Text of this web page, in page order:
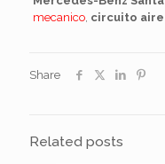
mecanico, circuito
Share
Related posts